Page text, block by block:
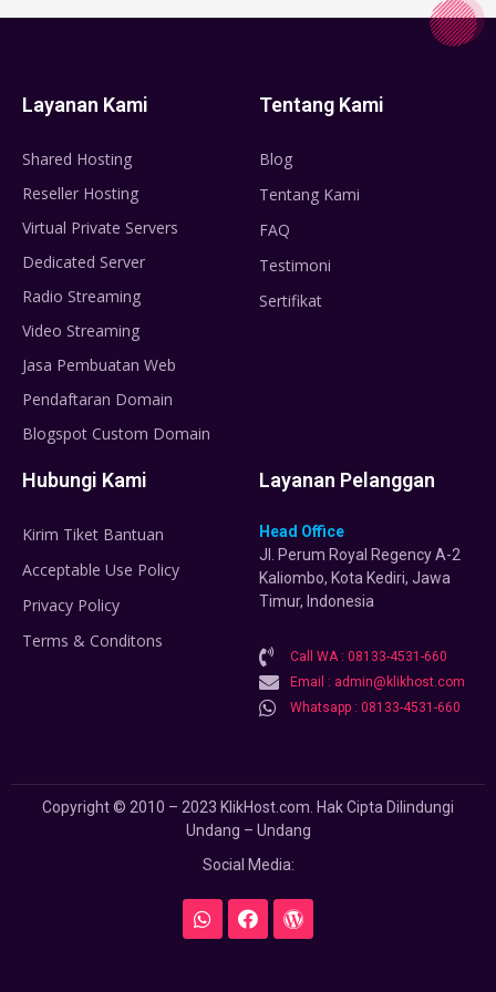
Layanan Kami
Shared Hosting
Reseller Hosting
Virtual Private Servers
Dedicated Server
Radio Streaming
Video Streaming
Jasa Pembuatan Web
Pendaftaran Domain
Blogspot Custom Domain
Tentang Kami
Blog
Tentang Kami
FAQ
Testimoni
Sertifikat
Hubungi Kami
Kirim Tiket Bantuan
Acceptable Use Policy
Privacy Policy
Terms & Conditons
Layanan Pelanggan
Head Office
Jl. Perum Royal Regency A-2
Kaliombo, Kota Kediri, Jawa
Timur, Indonesia
Call WA : 08133-4531-660
Email : admin@klikhost.com
Whatsapp : 08133-4531-660
Copyright © 2010 – 2023 KlikHost.com. Hak Cipta Dilindungi
Undang – Undang
Social Media: